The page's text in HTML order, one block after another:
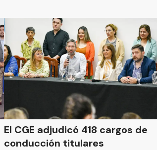
El CGE adjudicó 418 cargos de
conducción titulares